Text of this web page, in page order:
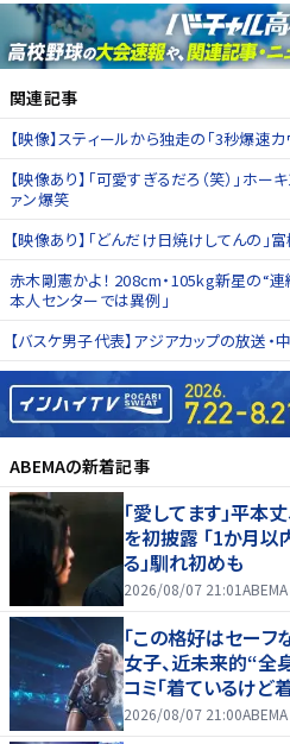
関連記事
【映像】スティールから独走の「3秒爆速カ
【映像あり】「可愛すぎるだろ（笑）」ホ
ァン爆笑
【映像あり】「どんだけ日焼けしてんの
赤木剛憲かよ！ 208cm・105kg新星の“
本人センターでは異例」
【バスケ男子代表】アジアカップの放送・
ABEMAの新着記事
「愛してます」平本
を初披露 「1か月以
る」馴れ初めも
2026/08/07 21:01ABEMA
「この格好はセーフ
女子、近未来的“全
コミ「着ているけど
2026/08/07 21:00ABEMA